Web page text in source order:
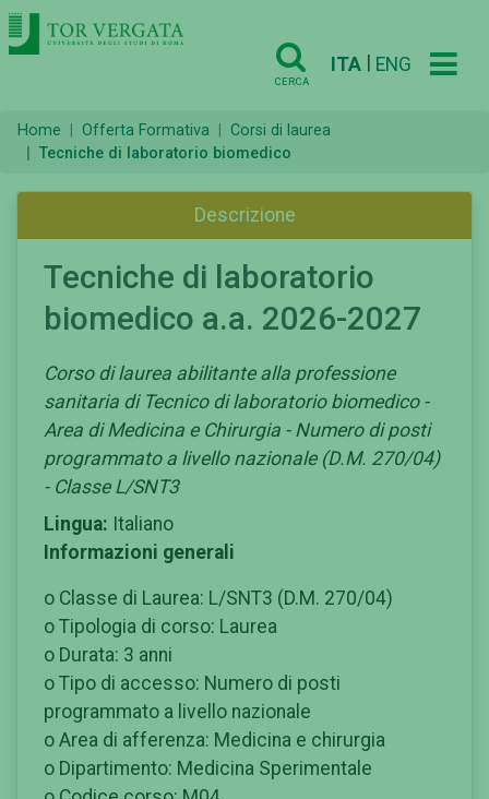
CERCA
ITA ENG
Home Offerta Formativa
Corsi di laurea
Tecniche di laboratorio biomedico
Descrizione
Tecniche di laboratorio
biomedico a.a. 2026-2027
Corso di laurea abilitante alla professione
sanitaria di Tecnico di laboratorio biomedico -
Area di Medicina e Chirurgia - Numero di posti
programmato a livello nazionale (D.M. 270/04)
- Classe L/SNT3
Lingua: Italiano
Informazioni generali
o Classe di Laurea: L/SNT3 (D.M. 270/04)
o Tipologia di corso: Laurea
o Durata: 3 anni
o Tipo di accesso: Numero di posti
programmato a livello nazionale
o Area di afferenza: Medicina e chirurgia
o Dipartimento: Medicina Sperimentale